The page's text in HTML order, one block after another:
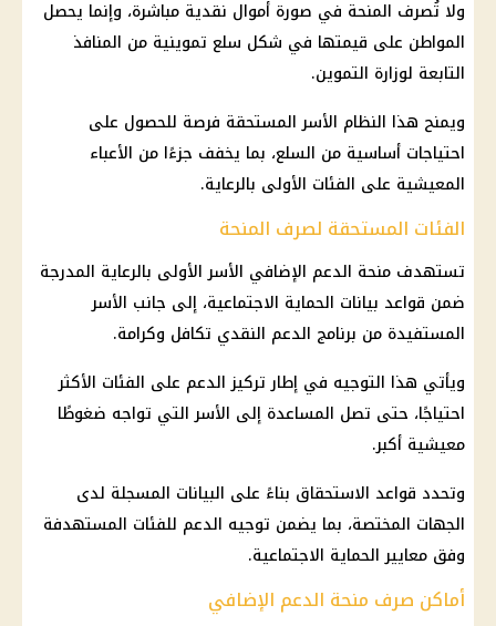
ولا تُصرف المنحة في صورة أموال نقدية مباشرة، وإنما يحصل
المواطن على قيمتها في شكل سلع تموينية من المنافذ
التابعة لوزارة التموين.
ويمنح هذا النظام الأسر المستحقة فرصة للحصول على
احتياجات أساسية من السلع، بما يخفف جزءًا من الأعباء
المعيشية على الفئات الأولى بالرعاية.
الفئات المستحقة لصرف المنحة
تستهدف منحة الدعم الإضافي الأسر الأولى بالرعاية المدرجة
ضمن قواعد بيانات الحماية الاجتماعية، إلى جانب الأسر
المستفيدة من برنامج الدعم النقدي تكافل وكرامة.
ويأتي هذا التوجيه في إطار تركيز الدعم على الفئات الأكثر
احتياجًا، حتى تصل المساعدة إلى الأسر التي تواجه ضغوطًا
معيشية أكبر.
وتحدد قواعد الاستحقاق بناءً على البيانات المسجلة لدى
الجهات المختصة، بما يضمن توجيه الدعم للفئات المستهدفة
وفق معاييرالحماية الاجتماعية.
أماكن صرف منحة الدعم الإضافي